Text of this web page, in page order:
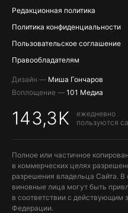
Редакционная политика
Политика конфиденциальности
Пользовательское соглашение
Правообладателям
Дизайн — Миша Гончаров
Воплощение — 101 Медиа
143,3K
ежедневно
пользуются
Полное или частичное
в коммерческих целях
разрешения владельца Сайта.
виновные лица могут быть
в соответствии с действующим
Федерации.